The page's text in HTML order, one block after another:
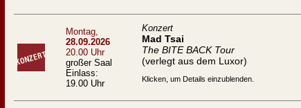
Montag,
28.09.2026
20.00 Uhr
großer Saal
Einlass:
19.00 Uhr
Konzert
Mad Tsai
The BITE BACK Tour
(verlegt aus dem Luxor)
Klicken, um Details einzublenden.